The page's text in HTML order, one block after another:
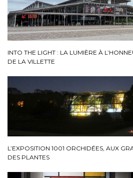
INTO THE LIGHT : LA LUMIÈRE À
DE LA VILLETTE
L’EXPOSITION 1001 ORCHIDÉES, AUX
DES PLANTES